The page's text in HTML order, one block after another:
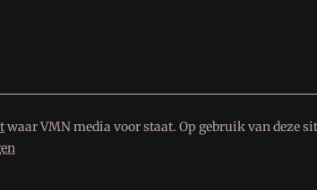
waar VMN media voor staat. Op gebruik van deze